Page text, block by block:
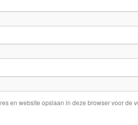
en website opslaan in deze browser voor de